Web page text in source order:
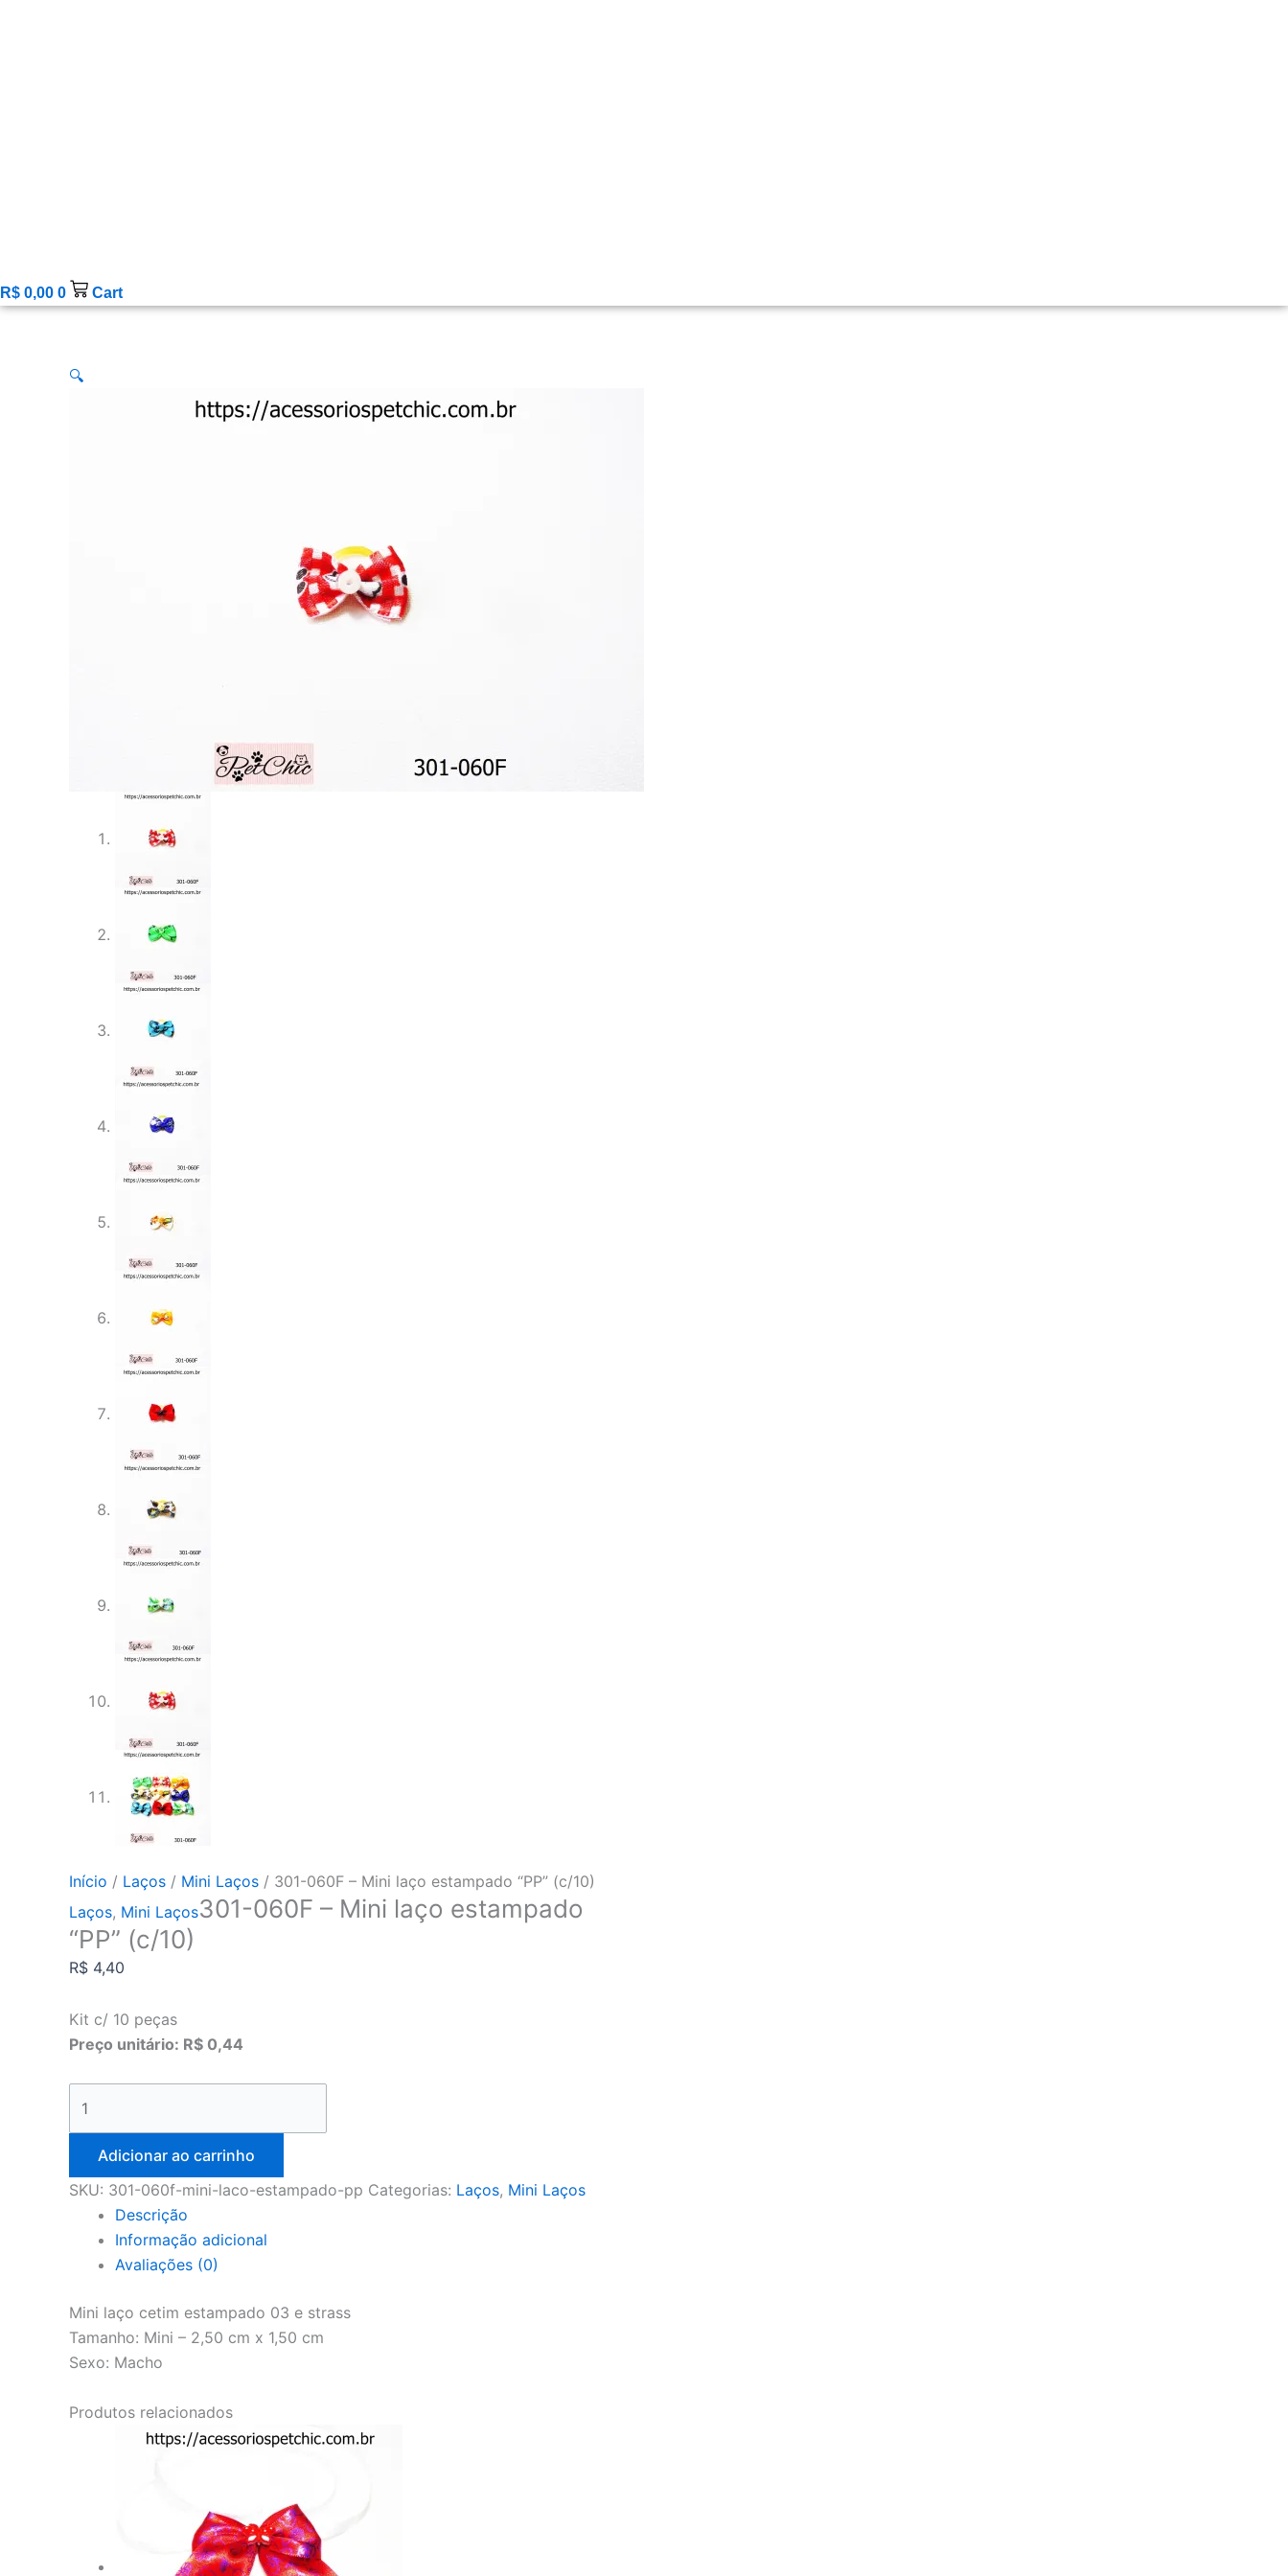
R$ 0,00 0 Cart
🔍
Início / Laços / Mini Laços / 301-060F – Mini laço estampado “PP” (c/10)
Laços, Mini Laços301-060F – Mini laço estampado
“PP” (c/10)
R$ 4,40
Kit c/ 10 peças
Preço unitário: R$ 0,44
Adicionar ao carrinho
SKU: 301-060f-mini-laco-estampado-pp Categorias: Laços, Mini Laços
Descrição
Informação adicional
Avaliações (0)
Mini laço cetim estampado 03 e strass
Tamanho: Mini – 2,50 cm x 1,50 cm
Sexo: Macho
Produtos relacionados